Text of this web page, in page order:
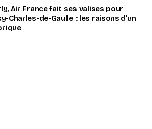
Air France fait ses valises pour
Charles-de-Gaulle : les raisons d’un